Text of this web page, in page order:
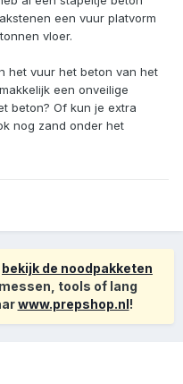
een vuur platvorm
vloer.
het vuur het beton van het
een onveilige
beton? Of kun je extra
nog zand onder het
bekijk de noodpakketen
tools of lang
www.prepshop.nl!